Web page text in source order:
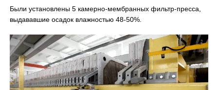
Были установлены 5 камерно-мембранных фильтр-пресса,
выдававшие осадок влажностью 48-50%.